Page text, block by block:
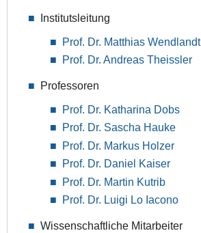
Institutsleitung
Prof. Dr. Matthias Wendlandt
Prof. Dr. Andreas Theissler
Professoren
Prof. Dr. Katharina Dobs
Prof. Dr. Sascha Hauke
Prof. Dr. Markus Holzer
Prof. Dr. Daniel Kaiser
Prof. Dr. Martin Kutrib
Prof. Dr. Luigi Lo Iacono
Wissenschaftliche Mitarbeiter